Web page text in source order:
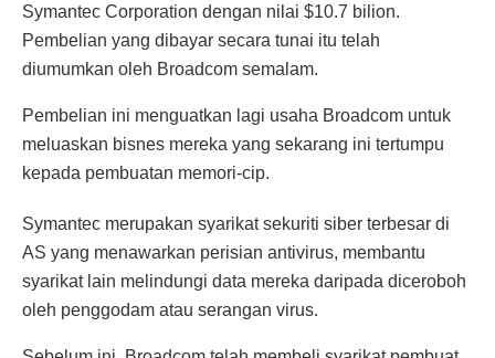
Symantec Corporation dengan nilai $10.7 bilion.
Pembelian yang dibayar secara tunai itu telah
diumumkan oleh Broadcom semalam.
Pembelian ini menguatkan lagi usaha Broadcom untuk
meluaskan bisnes mereka yang sekarang ini tertumpu
kepada pembuatan memori-cip.
Symantec merupakan syarikat sekuriti siber terbesar di
AS yang menawarkan perisian antivirus, membantu
syarikat lain melindungi data mereka daripada diceroboh
oleh penggodam atau serangan virus.